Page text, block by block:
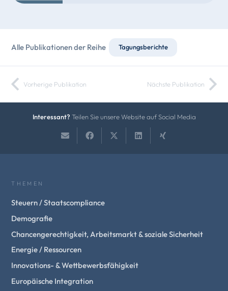
Alle Publikationen der Reihe Tagungsberichte
Vorherige Publikation Nächste Publikation
Interessant? Teilen Sie unsere Website auf Social Media
THEMEN
Steuern / Staatscompliance
Demografie
Chancengerechtigkeit, Arbeitsmarkt & soziale Sicherheit
Energie / Ressourcen
Innovations- & Wettbewerbsfähigkeit
Europäische Integration